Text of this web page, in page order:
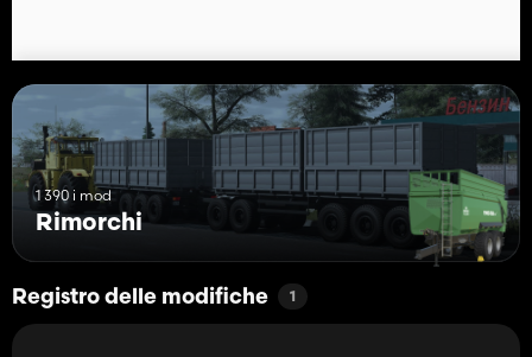
1 390 i mod
Rimorchi
Registro delle modifiche 1